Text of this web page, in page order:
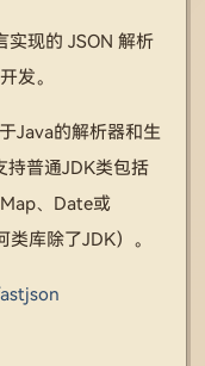
实现的 JSON 解析
发。
Java的解析器和生
持普通JDK类包括
、Date或
库除了JDK）。